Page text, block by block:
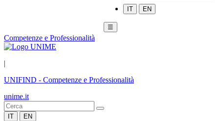
IT EN
☰
Competenze e Professionalità
|
UNIFIND - Competenze e Professionalità
unime.it
IT EN